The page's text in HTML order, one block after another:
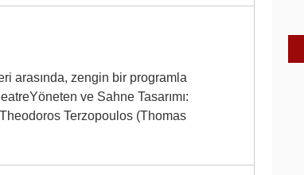
arasında, zengin bir programla
ve Sahne Tasarımı:
Terzopoulos (Thomas